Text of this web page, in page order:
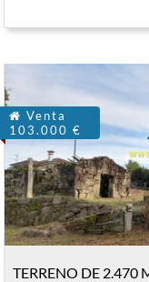
Venta
103.000 €
TERRENO DE 2.470